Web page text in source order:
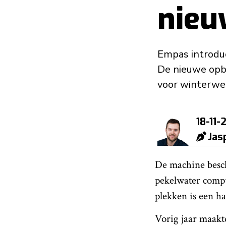
Empas
De nieuwe
voor
18-
De machine
pekelwater
plekken is een
Vorig jaar